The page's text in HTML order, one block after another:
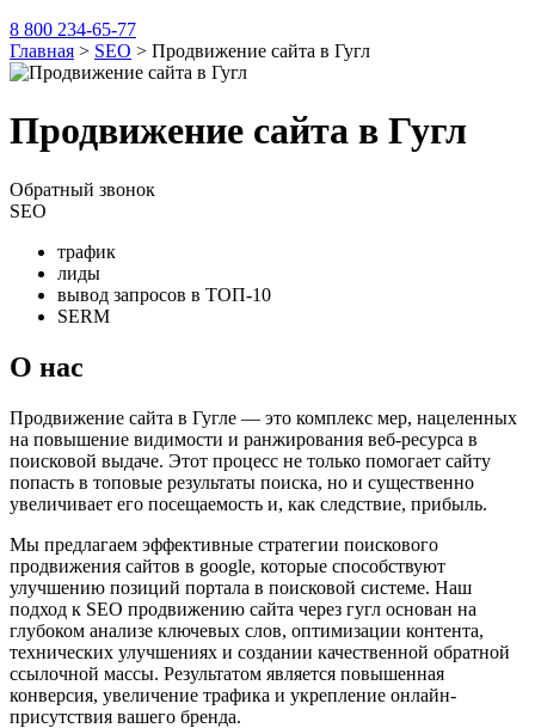
8 800 234-65-77
Главная > SEO > Продвижение сайта в Гугл
Продвижение сайта в Гугл
Обратный звонок
SEO
трафик
лиды
вывод запросов в ТОП-10
SERM
О нас
Продвижение сайта в Гугле — это комплекс мер, нацеленных
на повышение видимости и ранжирования веб-ресурса в
поисковой выдаче. Этот процесс не только помогает сайту
попасть в топовые результаты поиска, но и существенно
увеличивает его посещаемость и, как следствие, прибыль.
Мы предлагаем эффективные стратегии поискового
продвижения сайтов в google, которые способствуют
улучшению позиций портала в поисковой системе. Наш
подход к SEO продвижению сайта через гугл основан на
глубоком анализе ключевых слов, оптимизации контента,
технических улучшениях и создании качественной обратной
ссылочной массы. Результатом является повышенная
конверсия, увеличение трафика и укрепление онлайн-
присутствия вашего бренда.